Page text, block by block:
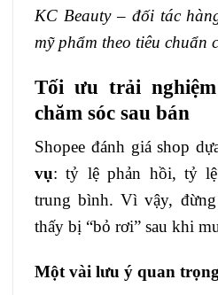
KC Beauty – đối tác
mỹ phẩm theo tiêu chuẩn
Tối ưu trải
chăm sóc sau bán
Shopee đánh giá shop
vụ: tỷ lệ phản hồi, tỷ
trung bình. Vì vậy, đừng
thấy bị “bỏ rơi” sau khi
Một vài lưu ý quan